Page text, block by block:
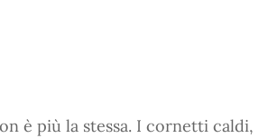
è più la stessa. I cornetti caldi,